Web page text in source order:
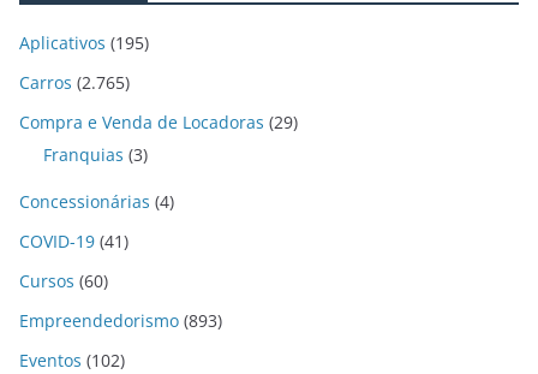
Aplicativos (195)
Carros (2.765)
Compra e Venda de Locadoras (29)
Franquias (3)
Concessionárias (4)
COVID-19 (41)
Cursos (60)
Empreendedorismo (893)
Eventos (102)